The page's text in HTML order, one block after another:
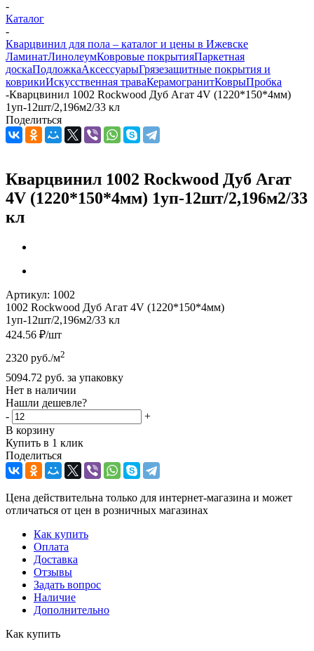
-
Каталог
-
Кварцвинил для пола – каталог и цены в Ижевске
ЛаминатЛинолеумКовровые покрытияПаркетная
доскаПодложкаАксессуарыГрязезащитные покрытия и
коврикиИскусственная траваКерамогранитКоврыПробка
-Кварцвинил 1002 Rockwood Дуб Агат 4V (1220*150*4мм)
1уп-12шт/2,196м2/33 кл
Поделиться
Кварцвинил 1002 Rockwood Дуб Агат
4V (1220*150*4мм) 1уп-12шт/2,196м2/33
кл
Артикул: 1002
1002 Rockwood Дуб Агат 4V (1220*150*4мм)
1уп-12шт/2,196м2/33 кл
424.56 ₽/шт
2320 руб./м2
5094.72 руб. за упаковку
Нет в наличии
Нашли дешевле?
-
+
В корзину
Купить в 1 клик
Поделиться
Цена действительна только для интернет-магазина и может
отличаться от цен в розничных магазинах
Как купить
Оплата
Доставка
Отзывы
Задать вопрос
Наличие
Дополнительно
Как купить